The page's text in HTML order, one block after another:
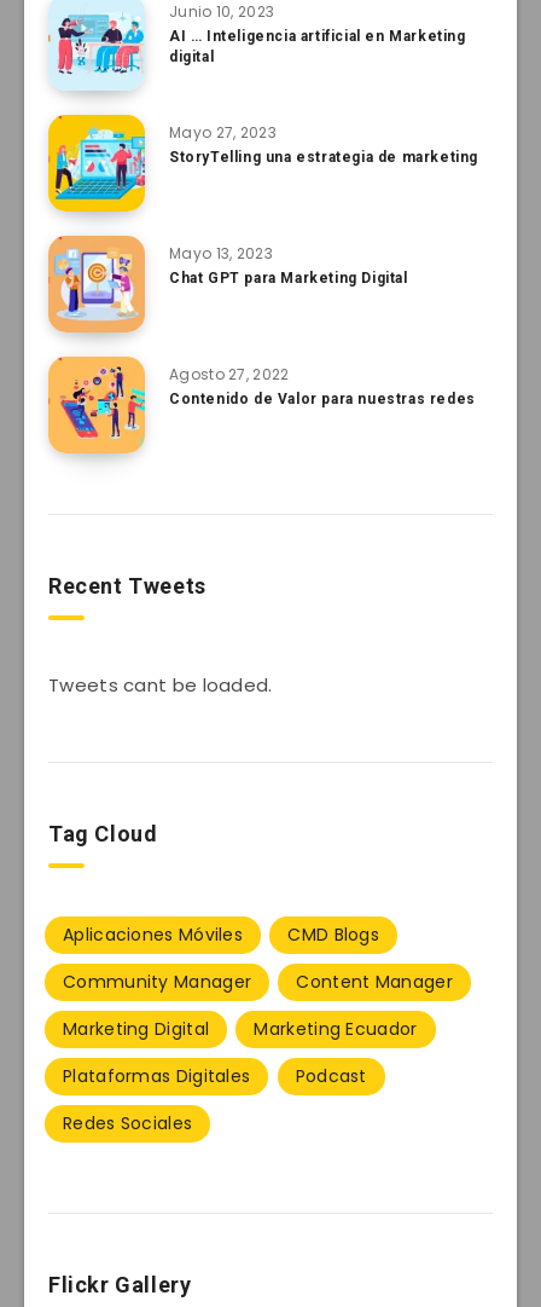
Junio 10, 2023
AI … Inteligencia artificial en Marketing
digital
Mayo 27, 2023
StoryTelling una estrategia de marketing
Mayo 13, 2023
Chat GPT para Marketing Digital
Agosto 27, 2022
Contenido de Valor para nuestras redes
Recent Tweets
Tweets cant be loaded.
Tag Cloud
Aplicaciones Móviles
CMD Blogs
Community Manager
Content Manager
Marketing Digital
Marketing Ecuador
Plataformas Digitales
Podcast
Redes Sociales
Flickr Gallery